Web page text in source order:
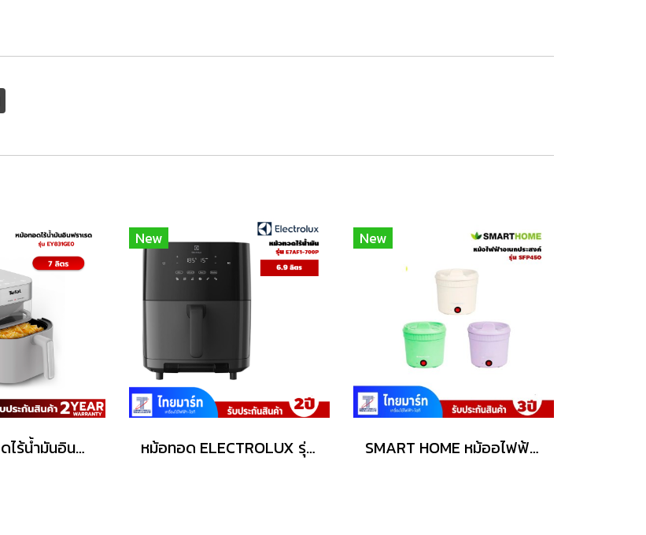
Tefal หม้อทอดไร้น้ำมันอินฟราเรด ระบบดิจิทัล ขนาด 7 ลิตร รุ่น EY831GE0​
New
หม้อทอด ELECTROLUX รุ่น E7AF1-700P ขนาด6.9 ลิตร
New
SMART HOME หม้ออไฟฟ้าเนกประสงค์ 1 ลิตร รุ่น SFP450